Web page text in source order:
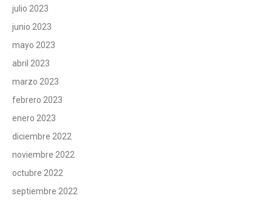
julio 2023
junio 2023
mayo 2023
abril 2023
marzo 2023
febrero 2023
enero 2023
diciembre 2022
noviembre 2022
octubre 2022
septiembre 2022